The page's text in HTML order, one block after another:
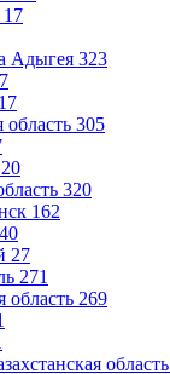
17
Адыгея 323
17
область 305
20
320
162
40
27
271
область 269
область